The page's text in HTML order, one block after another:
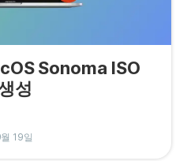
Sonoma ISO
성
19일